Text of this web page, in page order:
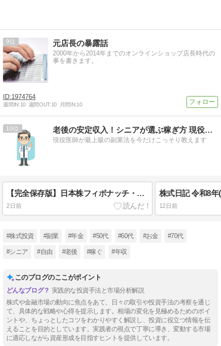
9 元店長の暴露話
2000年から2014年までのオンラインショップ店長時代の
事を書きます。
1974764
週間IN:10 週間OUT:10 月間IN:10
10 老後の安定収入！シニアが選ぶ稼ぎ方 現役医師が最上級の副業法
現役医師が最上級の副業法を今だけこっそり教えます
【完全保存版】日本株フィボナッチ・リトレースメント徹底攻略バイブル：なぜ株価は「黄金比」で完璧に反発するのか？
2日前
株式日記 令和8年
12日前
#株式投資 #副業 #年金 #50代 #60代 #お金 #70代
#シニア #自由 #老後 #稼ぐ #年収
このブログのここがポイント
実践的な投資手法と市場分析解説
株式や金融市場の動向に焦点をあて、日々の取引や投資手法の考察を通じ
て、具体的な戦略や心得を提示します。相場の変化を見極めるためのポイ
ントや、ちょっとしたコツをわかりやすく解説し、投資に役立つ情報を伝
えることを目的としています。実践者の視点で丁寧に導き、変動する市場
に適応しながら資産形成を目指すヒントを提供しています。